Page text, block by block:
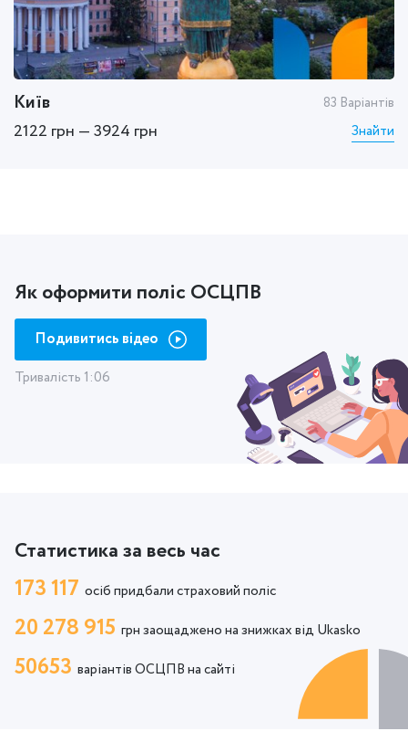
Київ 83 Варіантів
2122 грн — 3924 грн Знайти
Як оформити поліс ОСЦПВ
Подивитись відео
Тривалість 1:06
Статистика за весь час
173 117 осіб придбали страховий поліс
20 278 915 грн заощаджено на знижках від Ukasko
50653 варіантів ОСЦПВ на сайті